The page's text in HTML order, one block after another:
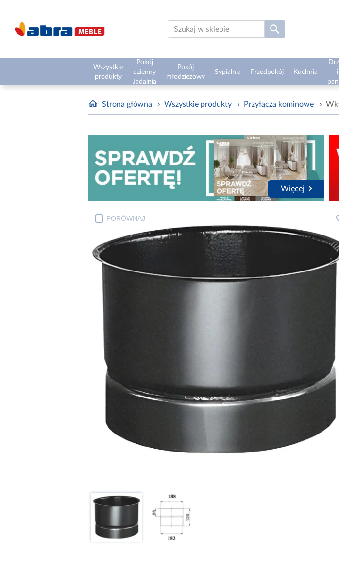
Wszystkie
produkty
Pokój
dzienny
Jadalnia
Pokój
młodzieżowy
Sypialnia Przedpokój Kuchnia
i
Strona główna › Wszystkie produkty › Przyłącza kominowe ›
Więcej
PORÓWNAJ